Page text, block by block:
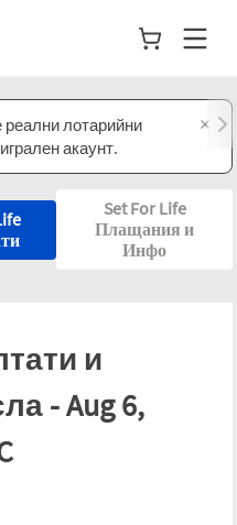
лотарийни
акаунт.
×
Set For Life
Плащания и
Инфо
и
- Aug 6,